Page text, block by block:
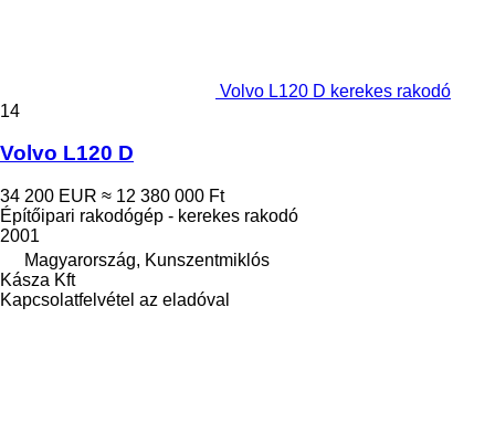
Volvo L120 D kerekes rakodó
14
Volvo L120 D
34 200 EUR ≈ 12 380 000 Ft
Építőipari rakodógép - kerekes rakodó
2001
Magyarország, Kunszentmiklós
Kásza Kft
Kapcsolatfelvétel az eladóval